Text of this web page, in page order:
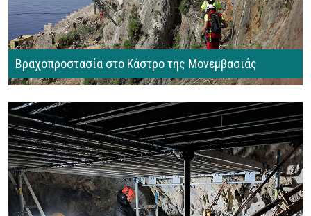
Βραχοπροστασία στο Κάστρο της Μονεμβασιάς